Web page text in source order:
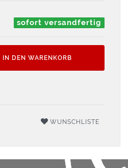
sofort versandfertig
IN DEN WARENKORB
WUNSCHLISTE